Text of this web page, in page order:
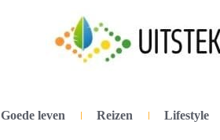
Goede leven Reizen Lifestyle